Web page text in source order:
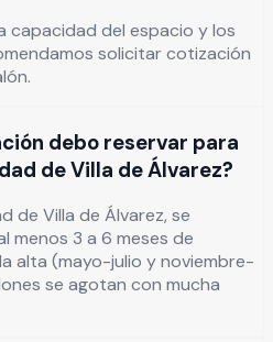
capacidad del espacio y los
solicitar cotización
debo reservar para
de Villa de Álvarez?
de Villa de Álvarez, se
menos 3 a 6 meses de
alta (mayo-julio y noviembre-
se agotan con mucha